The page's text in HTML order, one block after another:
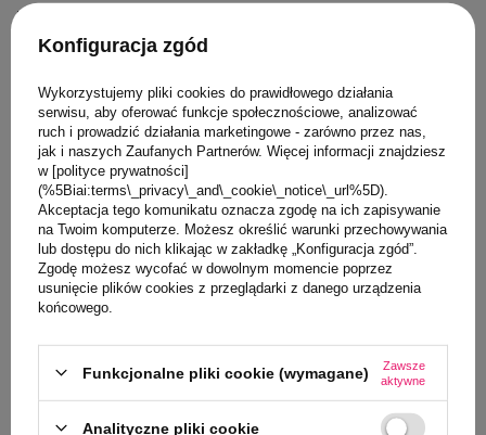
Topbright
0/5
MARKA TOPBRIGHT
MARKA
śmieci –
85,00 PLN
Konfiguracja zgód
Wykorzystujemy pliki cookies do prawidłowego działania
serwisu, aby oferować funkcje społecznościowe, analizować
ruch i prowadzić działania marketingowe - zarówno przez nas,
jak i naszych Zaufanych Partnerów. Więcej informacji znajdziesz
w [polityce prywatności]
(%5Biai:terms\_privacy\_and\_cookie\_notice\_url%5D).
Akceptacja tego komunikatu oznacza zgodę na ich zapisywanie
na Twoim komputerze. Możesz określić warunki przechowywania
lub dostępu do nich klikając w zakładkę „Konfiguracja zgód”.
Zgodę możesz wycofać w dowolnym momencie poprzez
usunięcie plików cookies z przeglądarki z danego urządzenia
końcowego.
Funkcjonalne pliki cookie (wymagane)
Zawsze
aktywne
Analityczne pliki cookie